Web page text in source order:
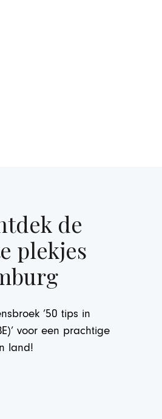
de
plekjes
’50 tips in
voor een prachtige
land!